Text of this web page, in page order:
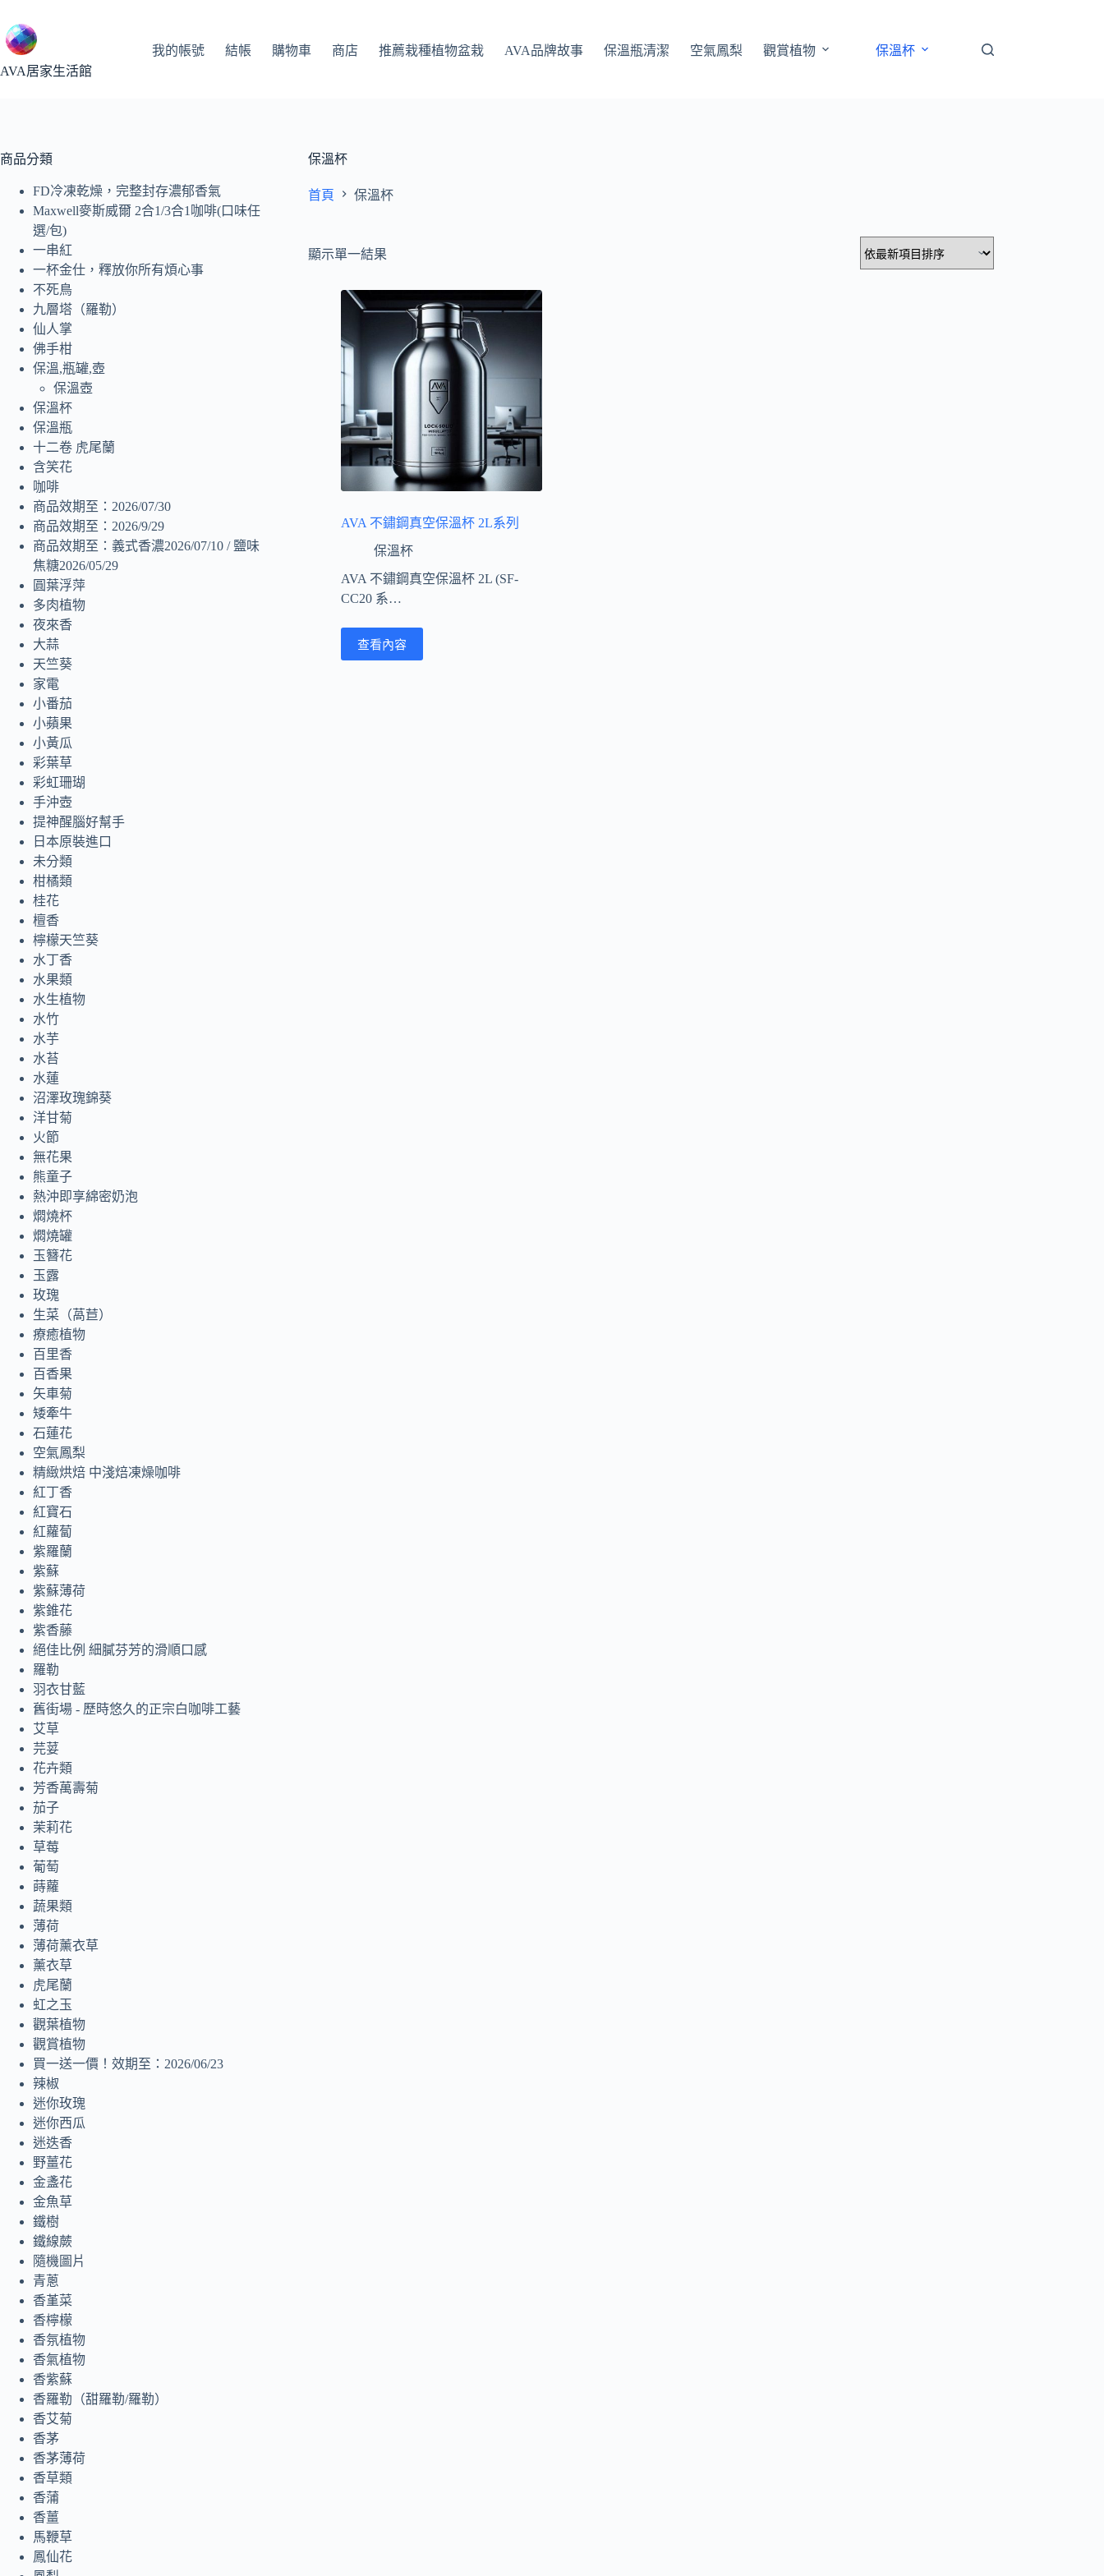
至
主
要
AVA居家生活館
我的帳號 結帳 購物車 商店 推薦栽種植物盆栽 AVA品牌故事 保溫瓶清潔 空氣鳳梨 觀賞植物 保溫杯
保溫杯
首頁 保溫杯
顯示單一結果
AVA 不鏽鋼真空保溫杯 2L系列
保溫杯
AVA 不鏽鋼真空保溫杯 2L (SF-
CC20 系…
查看內容
商品分類
FD冷凍乾燥，完整封存濃郁香氣
Maxwell麥斯威爾 2合1/3合1咖啡(口味任
選/包)
一串紅
一杯金仕，釋放你所有煩心事
不死鳥
九層塔（羅勒）
仙人掌
佛手柑
保溫,瓶罐,壺
保溫壺
保溫杯
保溫瓶
十二卷 虎尾蘭
含笑花
咖啡
商品效期至：2026/07/30
商品效期至：2026/9/29
商品效期至：義式香濃2026/07/10 / 鹽味
焦糖2026/05/29
圓葉浮萍
多肉植物
夜來香
大蒜
天竺葵
家電
小番茄
小蘋果
小黃瓜
彩葉草
彩虹珊瑚
手沖壺
提神醒腦好幫手
日本原裝進口
未分類
柑橘類
桂花
檀香
檸檬天竺葵
水丁香
水果類
水生植物
水竹
水芋
水苔
水蓮
沼澤玫瑰錦葵
洋甘菊
火節
無花果
熊童子
熱沖即享綿密奶泡
燜燒杯
燜燒罐
玉簪花
玉露
玫瑰
生菜（萵苣）
療癒植物
百里香
百香果
矢車菊
矮牽牛
石蓮花
空氣鳳梨
精緻烘焙 中淺焙凍燥咖啡
紅丁香
紅寶石
紅蘿蔔
紫羅蘭
紫蘇
紫蘇薄荷
紫錐花
紫香藤
絕佳比例 細膩芬芳的滑順口感
羅勒
羽衣甘藍
舊街場 - 歷時悠久的正宗白咖啡工藝
艾草
芫荽
花卉類
芳香萬壽菊
茄子
茉莉花
草莓
葡萄
蒔蘿
蔬果類
薄荷
薄荷薰衣草
薰衣草
虎尾蘭
虹之玉
觀葉植物
觀賞植物
買一送一價！效期至：2026/06/23
辣椒
迷你玫瑰
迷你西瓜
迷迭香
野薑花
金盞花
金魚草
鐵樹
鐵線蕨
隨機圖片
青蔥
香堇菜
香檸檬
香氛植物
香氣植物
香紫蘇
香羅勒（甜羅勒/羅勒）
香艾菊
香茅
香茅薄荷
香草類
香蒲
香薑
馬鞭草
鳳仙花